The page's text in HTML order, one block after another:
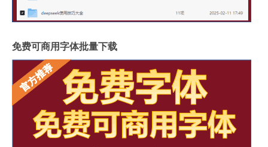
免费可商用字体批量下载